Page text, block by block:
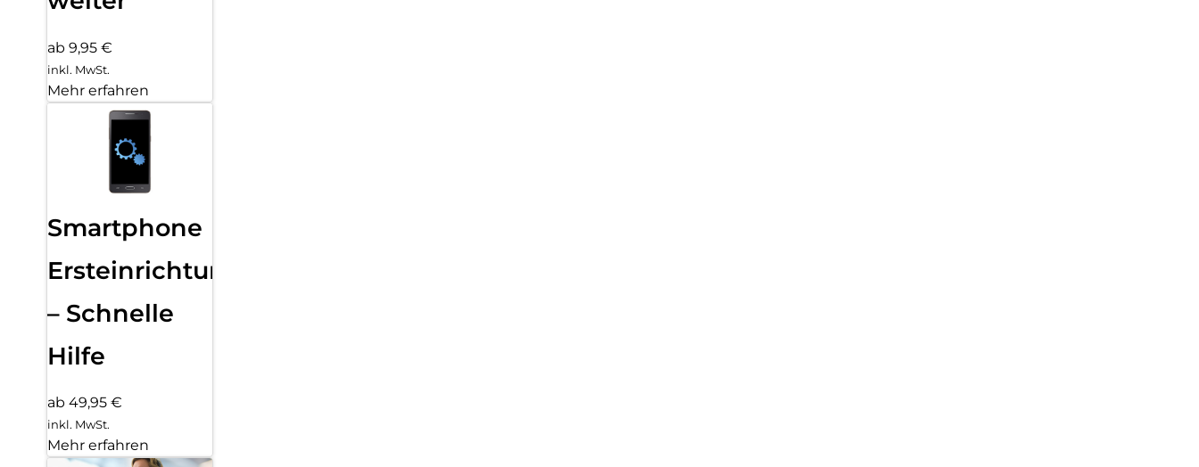
ab 9,95 €
inkl. MwSt.
Mehr erfahren
Smartphone
Ersteinrichtung
– Schnelle
Hilfe
ab 49,95 €
inkl. MwSt.
Mehr erfahren